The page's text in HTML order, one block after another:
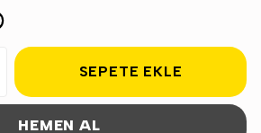
SEPETE EKLE
HEMEN AL